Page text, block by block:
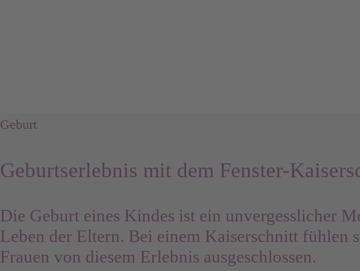
Geburt
Geburtserlebnis mit dem Fenster-
Die Geburt eines Kindes ist ein unvergesslicher
Leben der Eltern. Bei einem Kaiserschnitt fühlen
Frauen von diesem Erlebnis ausgeschlossen.